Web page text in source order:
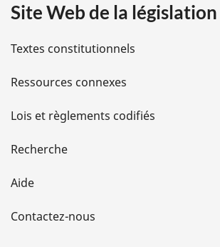
i
l
s
d
e
l
Site Web de la législation
Textes constitutionnels
Ressources connexes
Lois et règlements codifiés
Recherche
Aide
Contactez-nous